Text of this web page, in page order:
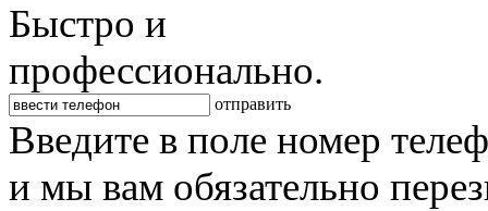
Быстро и
профессионально.
отправить
Введите в поле номер
и мы вам обязательно